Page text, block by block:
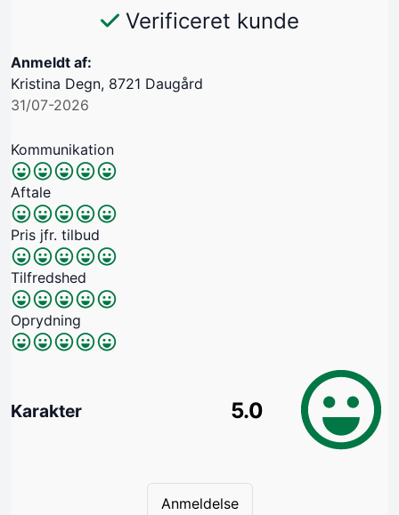
Verificeret kunde
Anmeldt af:
Kristina Degn, 8721 Daugård
31/07-2026
Kommunikation
Aftale
Pris jfr. tilbud
Tilfredshed
Oprydning
Karakter 5.0
Anmeldelse